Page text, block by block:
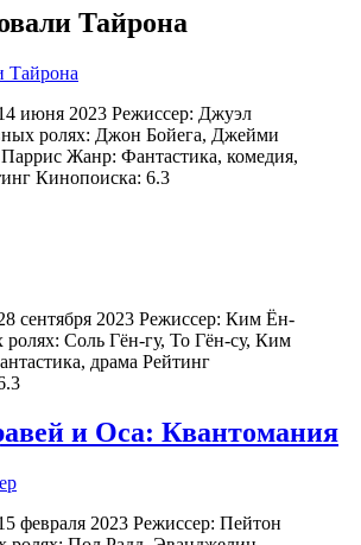
Тайрона
июня 2023 Режиссер: Джуэл
ролях: Джон Бойега, Джейми
Жанр: Фантастика, комедия,
Кинопоиска: 6.3
сентября 2023 Режиссер: Ким Ён-
ролях: Соль Гён-гу, То Гён-су, Ким
драма Рейтинг
и Оса: Квантомания
февраля 2023 Режиссер: Пейтон